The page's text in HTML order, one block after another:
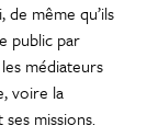
de même qu’ils
public par
médiateurs
voire la
missions.